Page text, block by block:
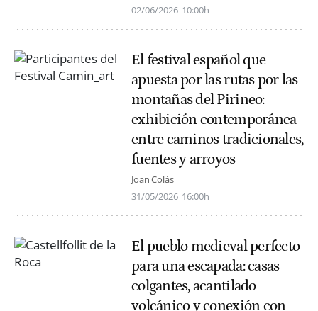
02/06/2026 10:00h
El festival español que
apuesta por las rutas por las
montañas del Pirineo:
exhibición contemporánea
entre caminos tradicionales,
fuentes y arroyos
Joan Colás
31/05/2026 16:00h
El pueblo medieval perfecto
para una escapada: casas
colgantes, acantilado
volcánico y conexión con